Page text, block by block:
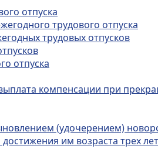
отпуска
трудового отпуска
трудовых отпусков
отпуска
компенсации при
(удочерением)
им возраста трех лет